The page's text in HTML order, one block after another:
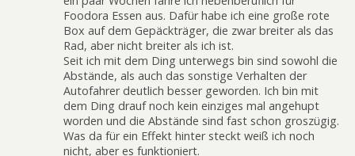
Foodora Essen aus. Dafür habe ich eine große rote
Box auf dem Gepäckträger, die zwar breiter als das
Rad, aber nicht breiter als ich ist.
Seit ich mit dem Ding unterwegs bin sind sowohl die
Abstände, als auch das sonstige Verhalten der
Autofahrer deutlich besser geworden. Ich bin mit
dem Ding drauf noch kein einziges mal angehupt
worden und die Abstände sind fast schon groszügig.
Was da für ein Effekt hinter steckt weiß ich noch
nicht, aber es funktioniert.